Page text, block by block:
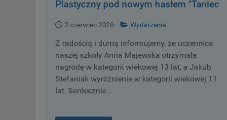
Plastyczny pod nowym hasłem "Taniec
2 czerwiec 2026 Wydarzenia
Z radością i dumą informujemy, że uczennica
naszej szkoły Anna Majewska otrzymała
nagrodę w kategorii wiekowej 13 lat, a Jakub
Stefaniak wyróżnienie w kategorii wiekowej 11
lat. Serdecznie...